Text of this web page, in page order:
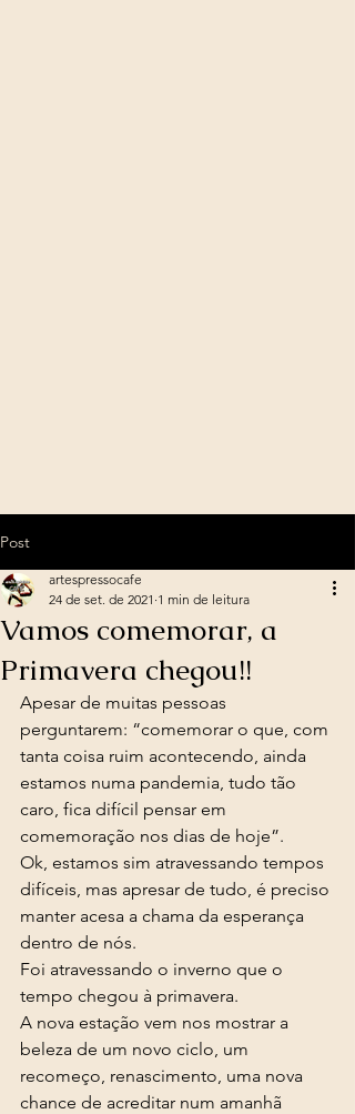
Post
Vamos comemorar, a
Primavera chegou!!
artespressocafe
24 de set. de 2021 1 min de leitura
Apesar de muitas pessoas
perguntarem: “comemorar o que, com
tanta coisa ruim acontecendo, ainda
estamos numa pandemia, tudo tão
caro, fica difícil pensar em
comemoração nos dias de hoje”.
Ok, estamos sim atravessando tempos
difíceis, mas apresar de tudo, é preciso
manter acesa a chama da esperança
dentro de nós.
Foi atravessando o inverno que o
tempo chegou à primavera.
A nova estação vem nos mostrar a
beleza de um novo ciclo, um
recomeço, renascimento, uma nova
chance de acreditar num amanhã